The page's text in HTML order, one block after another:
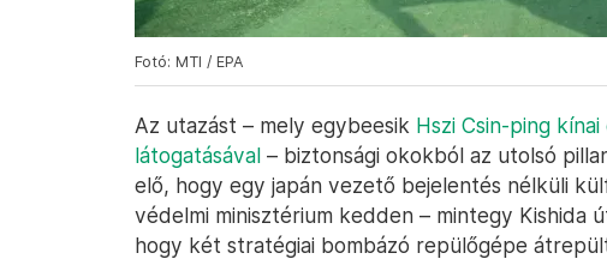
Fotó: MTI / EPA
Az utazást – mely egybeesik Hszi Csin-ping
látogatásával – biztonsági okokból az utolsó
elő, hogy egy japán vezető bejelentés nélküli
védelmi minisztérium kedden – mintegy Kishida
hogy két stratégiai bombázó repülőgépe